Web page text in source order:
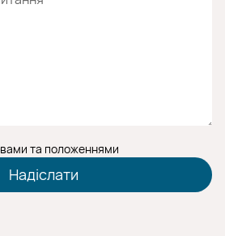
та положеннями